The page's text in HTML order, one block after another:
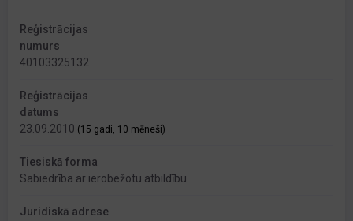
Reģistrācijas
numurs
40103325132
Reģistrācijas
datums
23.09.2010 (15 gadi, 10 mēneši)
Tiesiskā forma
Sabiedrība ar ierobežotu atbildību
Juridiskā adrese